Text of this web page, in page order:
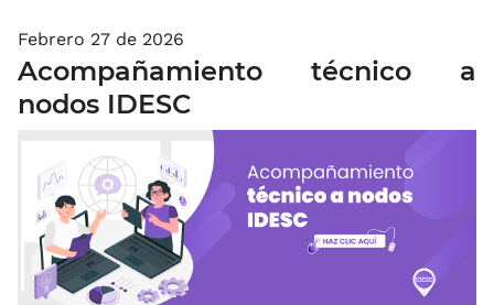
Febrero 27 de 2026
Acompañamiento técnico a
nodos IDESC